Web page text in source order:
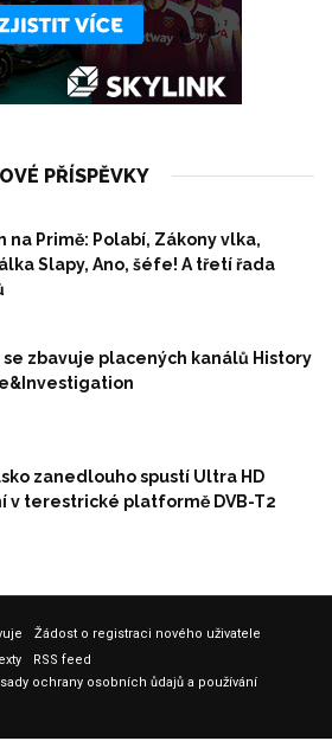
PŘÍSPĚVKY
na Primě: Polabí, Zákony vlka,
Slapy, Ano, šéfe! A třetí řada
se zbavuje placených kanálů History
zanedlouho spustí Ultra HD
v terestrické platformě DVB-T2
Žádost o registraci nového uživatele
RSS feed
ochrany osobních ůdajů a používání